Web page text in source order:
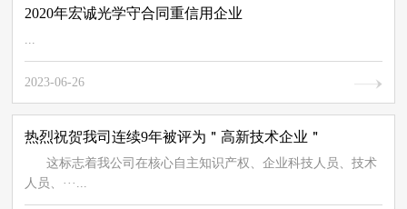
2020年宏诚光学守合同重信用企业
...
2023-06-26
热烈祝贺我司连续9年被评为＂高新技术企业＂
这标志着我公司在核心自主知识产权、企业科技人员、技术
人员、···...